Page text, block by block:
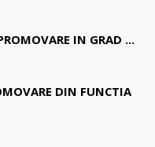
IN GRAD ...
DIN FUNCTIA